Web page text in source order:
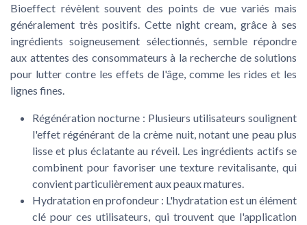
Bioeffect révèlent souvent des points de vue variés mais
généralement très positifs. Cette night cream, grâce à ses
ingrédients soigneusement sélectionnés, semble répondre
aux attentes des consommateurs à la recherche de solutions
pour lutter contre les effets de l'âge, comme les rides et les
lignes fines.
Régénération nocturne : Plusieurs utilisateurs soulignent
l'effet régénérant de la crème nuit, notant une peau plus
lisse et plus éclatante au réveil. Les ingrédients actifs se
combinent pour favoriser une texture revitalisante, qui
convient particulièrement aux peaux matures.
Hydratation en profondeur : L'hydratation est un élément
clé pour ces utilisateurs, qui trouvent que l'application